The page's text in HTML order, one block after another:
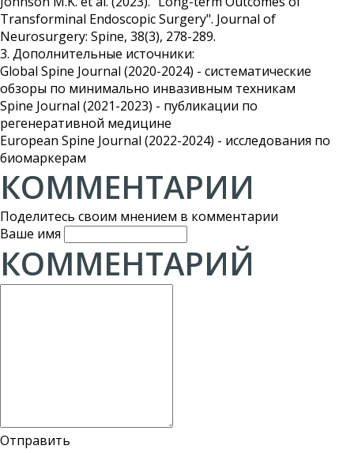
Transforminal Endoscopic Surgery". Journal of
Neurosurgery: Spine, 38(3), 278-289.
3. Дополнительные источники:
Global Spine Journal (2020-2024) - систематические
обзоры по минимально инвазивным техникам
Spine Journal (2021-2023) - публикации по
регенеративной медицине
European Spine Journal (2022-2024) - исследования по
биомаркерам
КОММЕНТАРИИ
Поделитесь своим мнением в комментарии
Ваше имя
КОММЕНТАРИЙ
Отправить